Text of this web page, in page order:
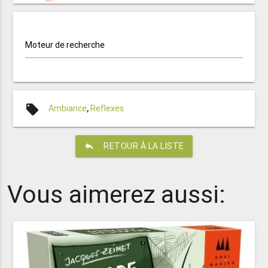
Moteur de recherche
local_offer Ambiance,Reflexes
reply RETOUR À LA LISTE
Vous aimerez aussi: